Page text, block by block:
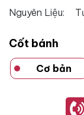
Nguyên Liệu:
Cốt bánh
Cơ bản